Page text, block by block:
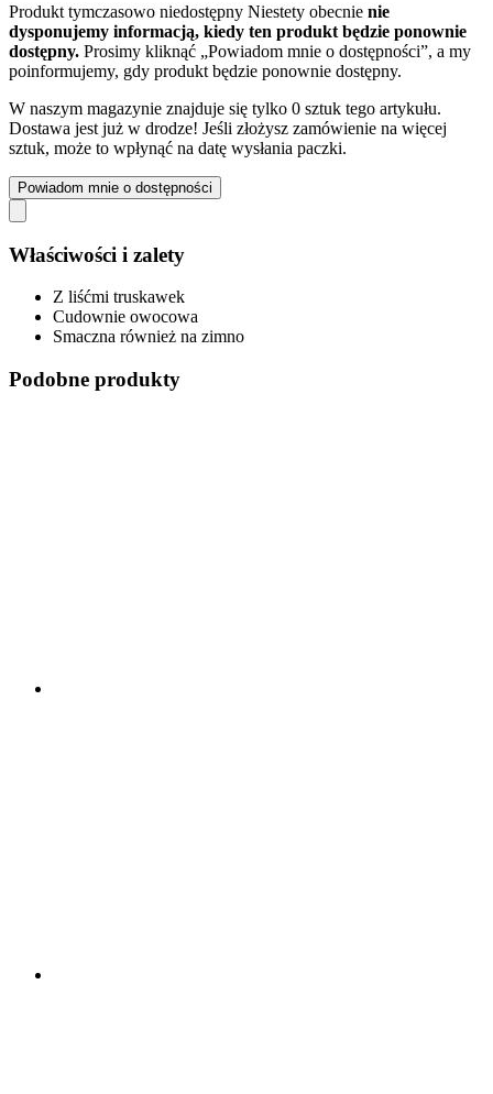
Produkt tymczasowo niedostępny Niestety obecnie nie
dysponujemy informacją, kiedy ten produkt będzie ponownie
dostępny. Prosimy kliknąć „Powiadom mnie o dostępności”, a my
poinformujemy, gdy produkt będzie ponownie dostępny.
W naszym magazynie znajduje się tylko 0 sztuk tego artykułu.
Dostawa jest już w drodze! Jeśli złożysz zamówienie na więcej
sztuk, może to wpłynąć na datę wysłania paczki.
Powiadom mnie o dostępności
Właściwości i zalety
Z liśćmi truskawek
Cudownie owocowa
Smaczna również na zimno
Podobne produkty